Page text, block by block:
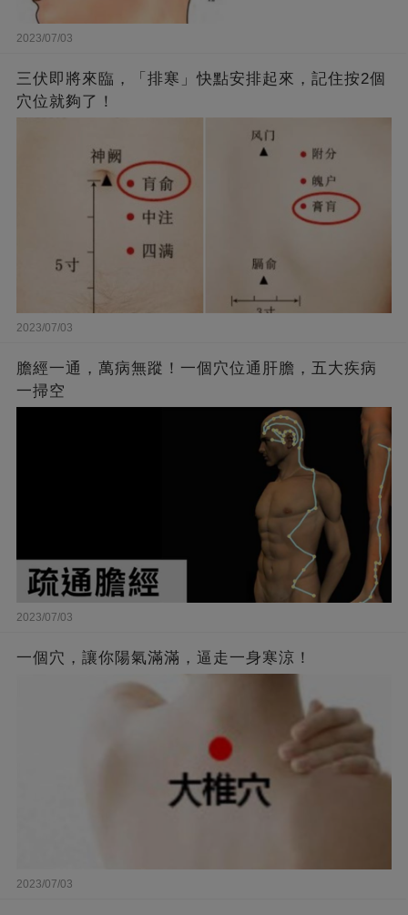
2023/07/03
三伏即將來臨，「排寒」快點安排起來，記住按2個
穴位就夠了！
2023/07/03
膽經一通，萬病無蹤！一個穴位通肝膽，五大疾病
一掃空
2023/07/03
一個穴，讓你陽氣滿滿，逼走一身寒涼！
2023/07/03